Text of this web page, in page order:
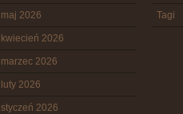
maj 2026
kwiecień 2026
marzec 2026
luty 2026
styczeń 2026
Tagi